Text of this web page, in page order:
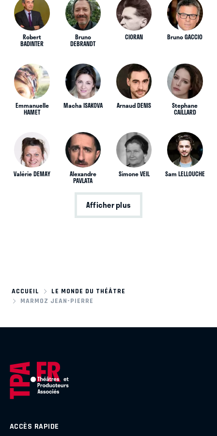
Robert
BADINTER
Bruno
DEBRANDT
CIORAN Bruno GACCIO
Emmanuelle
HAMET
Macha ISAKOVA Arnaud DENIS Stephane
CAILLARD
Valérie DEMAY Alexandre
PAVLATA
Simone VEIL Sam LELLOUCHE
Afficher plus
ACCUEIL
LE MONDE DU THÉÂTRE
MARMOZ JEAN-PIERRE
ACCÈS RAPIDE